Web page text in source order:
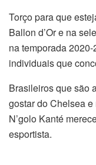
Torço para que
Ballon d’Or e na
na temporada
individuais que
Brasileiros que são
gostar do Chelsea
N’golo Kanté
esportista.